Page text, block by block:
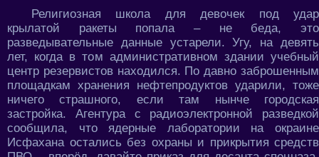
Религиозная школа для девочек под удар
крылатой ракеты попала – не беда, это
разведывательные данные устарели. Угу, на девять
лет, когда в том административном здании учебный
центр резервистов находился. По давно заброшенным
площадкам хранения нефтепродуктов ударили, тоже
ничего страшного, если там нынче городская
застройка. Агентура с радиоэлектронной разведкой
сообщила, что ядерные лаборатории на окраине
Исфахана остались без охраны и прикрытия средств